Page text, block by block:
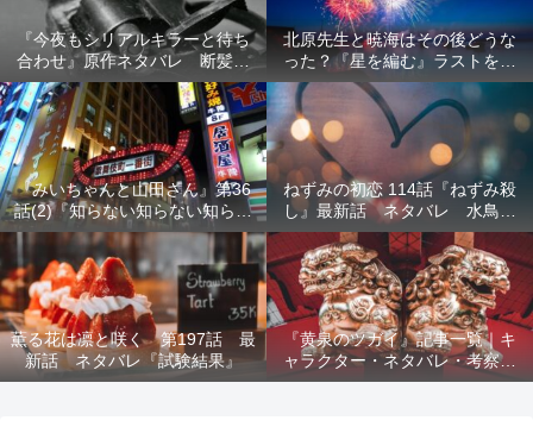
『今夜もシリアルキラーと待ち
合わせ』原作ネタバレ 断髪オ
ブジェ殺人事件 犯人の正体や
結末を解説
北原先生と暁海はその後どうな
った？『星を編む』ラストをネ
タバレ解説
『みいちゃんと山田さん』第36
話(2)『知らない知らない知らな
い』最新話 ネタバレ 犯人確
定 次回最終回
ねずみの初恋 114話『ねずみ殺
し』最新話 ネタバレ 水鳥死
亡 鯆を殺すか
薫る花は凛と咲く 第197話 最
新話 ネタバレ『試験結果』
『黄泉のツガイ』記事一覧｜キ
ャラクター・ネタバレ・考察・
死亡キャラまとめ【完全ガイ